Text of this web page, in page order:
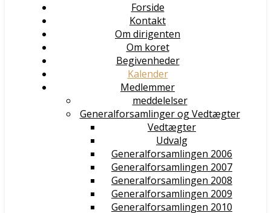
Forside
Kontakt
Om dirigenten
Om koret
Begivenheder
Kalender
Medlemmer
meddelelser
Generalforsamlinger og Vedtægter
Vedtægter
Udvalg
Generalforsamlingen 2006
Generalforsamlingen 2007
Generalforsamlingen 2008
Generalforsamlingen 2009
Generalforsamlingen 2010